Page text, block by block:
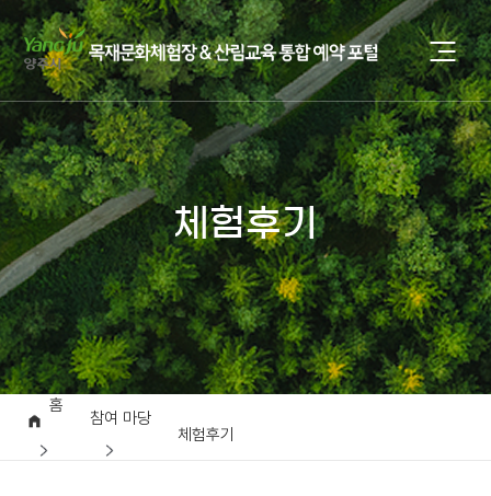
체험후기
홈
참여 마당
체험후기